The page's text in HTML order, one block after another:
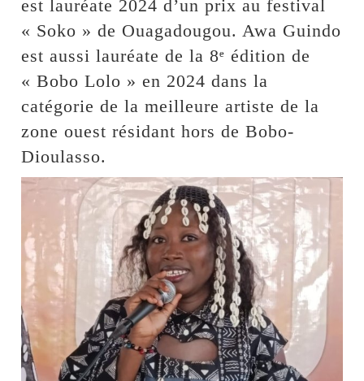
est lauréate 2024 d’un prix au festival
« Soko » de Ouagadougou. Awa Guindo
est aussi lauréate de la 8ᵉ édition de
« Bobo Lolo » en 2024 dans la
catégorie de la meilleure artiste de la
zone ouest résidant hors de Bobo-
Dioulasso.